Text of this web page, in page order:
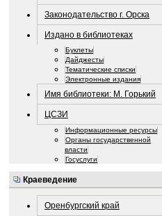
Законодательство г. Орска
Издано в библиотеках
Буклеты
Дайджесты
Тематические списки
Электронные издания
Имя библиотеки: М. Горький
ЦСЗИ
Информационные ресурсы
Органы государственной
власти
Госуслуги
Краеведение
Оренбургский край